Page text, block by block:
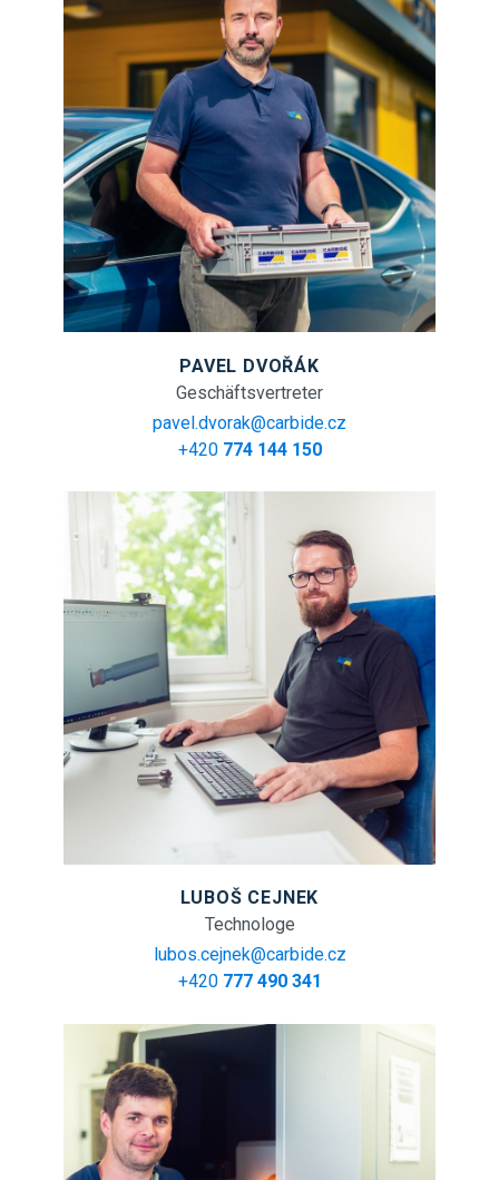
PAVEL DVOŘÁK
Geschäftsvertreter
pavel.dvorak@carbide.cz
+420 774 144 150
LUBOŠ CEJNEK
Technologe
lubos.cejnek@carbide.cz
+420 777 490 341